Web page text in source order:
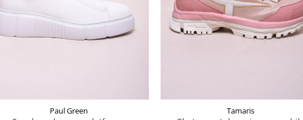
Paul Green Tamaris